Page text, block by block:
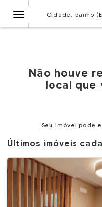
NavegaçãoCidade, bairro
Não houve
local que
Seu imóvel pode
Últimos imóveis